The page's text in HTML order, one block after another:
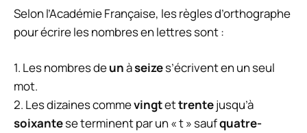
Selon l’Académie Française, les règles d’orthographe
pour écrire les nombres en lettres sont :
1. Les nombres deunàseizes’écrivent en un seul
mot.
2. Les dizaines commevingtettrentejusqu’à
soixantese terminent par un « t » saufquatre-